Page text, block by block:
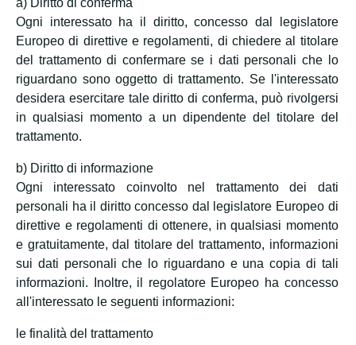
a) Diritto di conferma
Ogni interessato ha il diritto, concesso dal legislatore
Europeo di direttive e regolamenti, di chiedere al titolare
del trattamento di confermare se i dati personali che lo
riguardano sono oggetto di trattamento. Se l'interessato
desidera esercitare tale diritto di conferma, può rivolgersi
in qualsiasi momento a un dipendente del titolare del
trattamento.
b) Diritto di informazione
Ogni interessato coinvolto nel trattamento dei dati
personali ha il diritto concesso dal legislatore Europeo di
direttive e regolamenti di ottenere, in qualsiasi momento
e gratuitamente, dal titolare del trattamento, informazioni
sui dati personali che lo riguardano e una copia di tali
informazioni. Inoltre, il regolatore Europeo ha concesso
all'interessato le seguenti informazioni:
le finalità del trattamento